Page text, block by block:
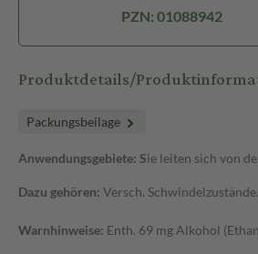
PZN: 01088942
Produktdetails/
Packungsbeilage
Anwendungsgebiete: Sie leiten sich von
Dazu gehören: Versch. Schwindelzustände.
Warnhinweise: Enth. 69 mg Alkohol